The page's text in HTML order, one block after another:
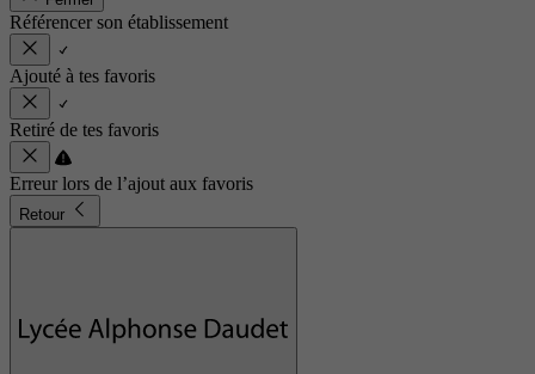
Référencer son établissement
Ajouté à tes favoris
Retiré de tes favoris
Erreur lors de l’ajout aux favoris
Retour